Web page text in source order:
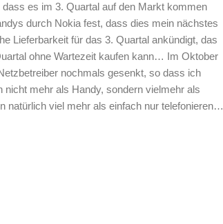
es im 3. Quartal auf den Markt kommen
durch Nokia fest, dass dies mein nächstes
Lieferbarkeit für das 3. Quartal ankündigt, das
ohne Wartezeit kaufen kann… Im Oktober
nochmals gesenkt, so dass ich
mehr als Handy, sondern vielmehr als
natürlich viel mehr als einfach nur telefonieren…